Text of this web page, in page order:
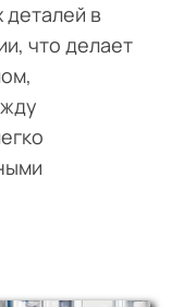
деталей в
что делает